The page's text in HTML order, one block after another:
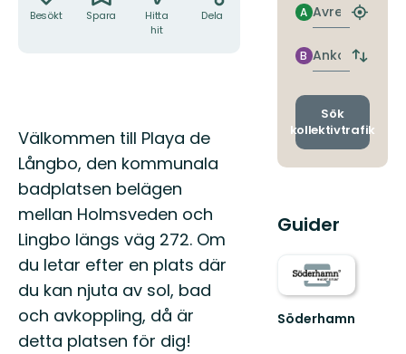
Besökt Spara
Hitta
hit
Dela
Beskrivning
Välkommen till Playa de
Långbo, den kommunala
badplatsen belägen
mellan Holmsveden och
Lingbo längs väg 272. Om
du letar efter en plats där
du kan njuta av sol, bad
och avkoppling, då är
detta platsen för dig!
Avresa
A
Hitta
Ankomst
B
Byt
och
Sök
kollektivtrafik
Guider
Söderhamn